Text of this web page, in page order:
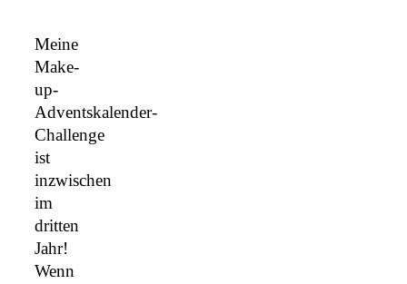
Meine
Make-
up-
Adventskalender-
Challenge
ist
inzwischen
im
dritten
Jahr!
Wenn